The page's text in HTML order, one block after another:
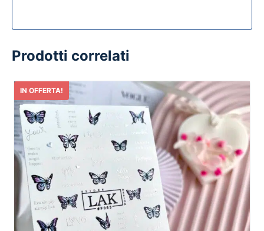
Prodotti correlati
IN OFFERTA!